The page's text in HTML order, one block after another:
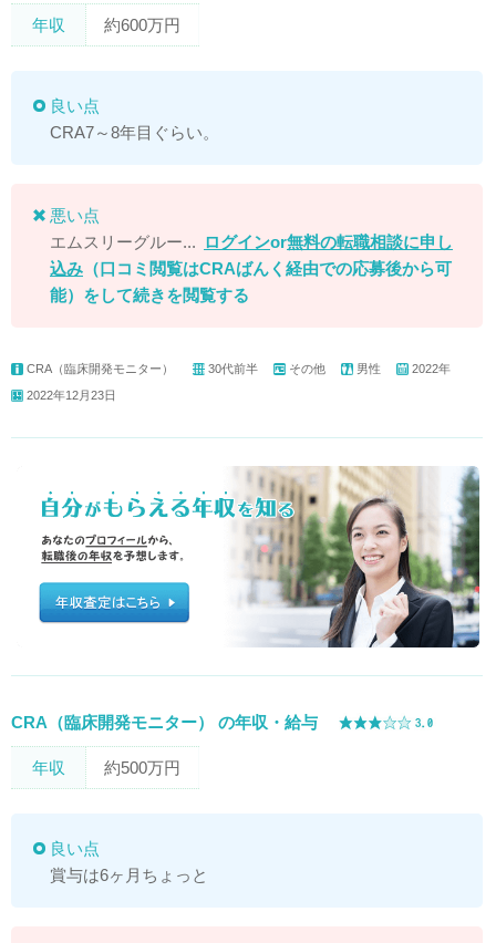
年収 約600万円
良い点
CRA7～8年目ぐらい。
悪い点
エムスリーグルー... ログインor無料の転職相談に申し
込み （口コミ閲覧はCRAばんく経由での応募後から可
能） をして続きを閲覧する
CRA（臨床開発モニター） 30代前半 その他 男性
2022年
2022年12月23日
CRA（臨床開発モニター） の年収・給与
年収 約500万円
良い点
賞与は6ヶ月ちょっと